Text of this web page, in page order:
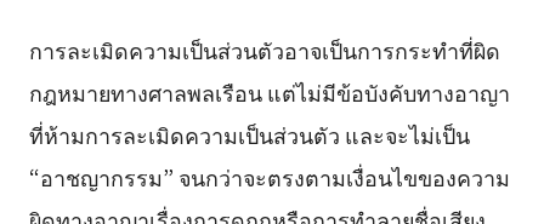
การละเมิดความเป็นส่วนตัวอาจเป็นการกระทำที่ผิด
กฎหมายทางศาลพลเรือน แต่ไม่มีข้อบังคับทางอาญา
ที่ห้ามการละเมิดความเป็นส่วนตัว และจะไม่เป็น
“อาชญากรรม” จนกว่าจะตรงตามเงื่อนไขของความ